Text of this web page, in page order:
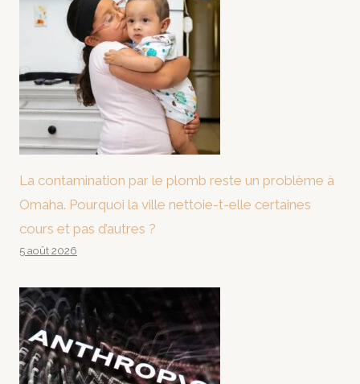
La contamination par le plomb reste un problème à
Omaha. Pourquoi la ville nettoie-t-elle certaines
cours et pas d’autres ?
5 août 2026